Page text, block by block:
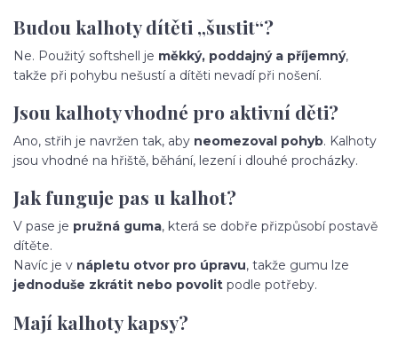
Budou kalhoty dítěti „šustit“?
Ne. Použitý softshell je měkký, poddajný a příjemný,
takže při pohybu nešustí a dítěti nevadí při nošení.
Jsou kalhoty vhodné pro aktivní děti?
Ano, střih je navržen tak, aby neomezoval pohyb. Kalhoty
jsou vhodné na hřiště, běhání, lezení i dlouhé procházky.
Jak funguje pas u kalhot?
V pase je pružná guma, která se dobře přizpůsobí postavě
dítěte.
Navíc je v nápletu otvor pro úpravu, takže gumu lze
jednoduše zkrátit nebo povolit podle potřeby.
Mají kalhoty kapsy?